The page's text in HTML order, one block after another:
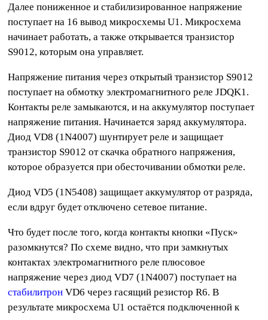
Далее пониженное и стабилизированное напряжение
поступает на 16 вывод микросхемы U1. Микросхема
начинает работать, а также открывается транзистор
S9012, которым она управляет.
Напряжение питания через открытый транзистор S9012
поступает на обмотку электромагнитного реле JDQK1.
Контакты реле замыкаются, и на аккумулятор поступает
напряжение питания. Начинается заряд аккумулятора.
Диод VD8 (1N4007) шунтирует реле и защищает
транзистор S9012 от скачка обратного напряжения,
которое образуется при обесточивании обмотки реле.
Диод VD5 (1N5408) защищает аккумулятор от разряда,
если вдруг будет отключено сетевое питание.
Что будет после того, когда контакты кнопки «Пуск»
разомкнутся? По схеме видно, что при замкнутых
контактах электромагнитного реле плюсовое
напряжение через диод VD7 (1N4007) поступает на
стабилитрон VD6 через гасящий резистор R6. В
результате микросхема U1 остаётся подключенной к